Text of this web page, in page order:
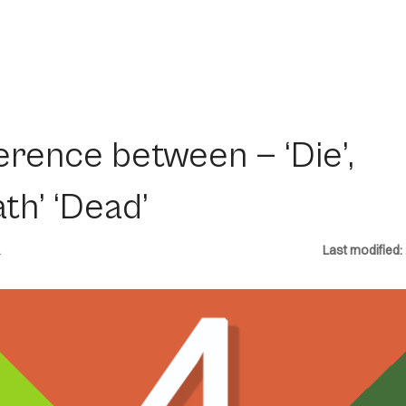
between — ‘Die’,
‘Dead’
Last modified: